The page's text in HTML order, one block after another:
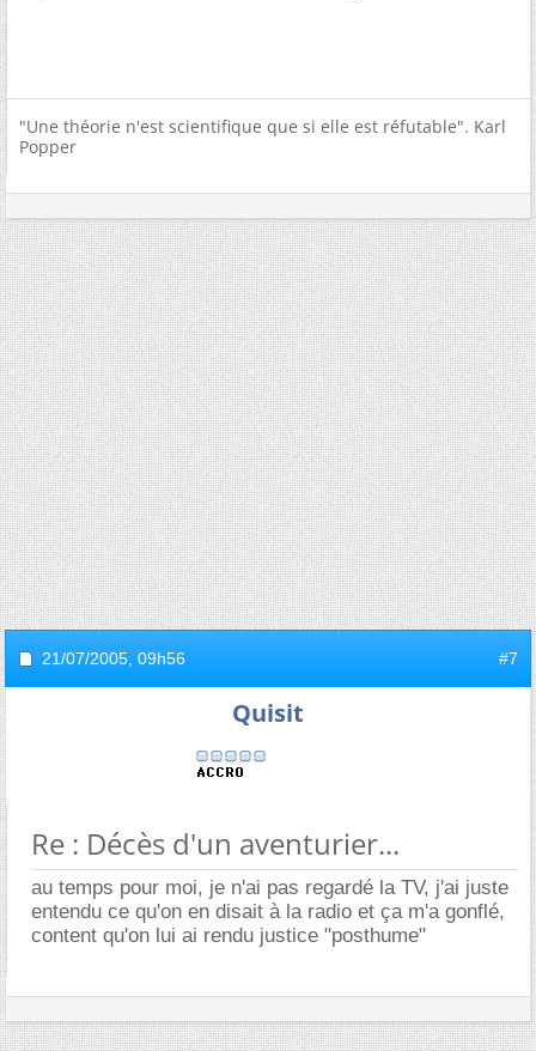
"Une théorie n'est scientifique que si elle est réfutable". Karl
Popper
21/07/2005, 09h56 #7
Quisit
Re : Décès d'un aventurier...
au temps pour moi, je n'ai pas regardé la TV, j'ai juste
entendu ce qu'on en disait à la radio et ça m'a gonflé,
content qu'on lui ai rendu justice "posthume"